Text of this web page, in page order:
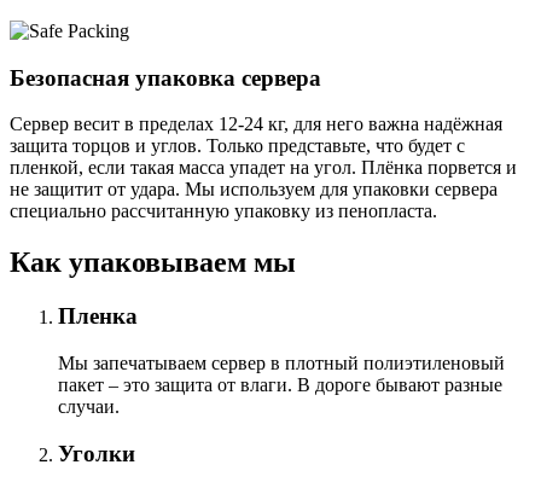
Безопасная упаковка сервера
Сервер весит в пределах 12-24 кг, для него важна надёжная
защита торцов и углов. Только представьте, что будет с
пленкой, если такая масса упадет на угол. Плёнка порвется и
не защитит от удара. Мы используем для упаковки сервера
специально расcчитанную упаковку из пенопласта.
Как упаковываем мы
Пленка
Мы запечатываем сервер в плотный полиэтиленовый
пакет – это защита от влаги. В дороге бывают разные
случаи.
Уголки